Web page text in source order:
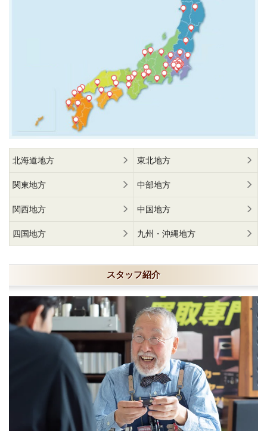
北海道地方 東北地方
関東地方 中部地方
関西地方 中国地方
四国地方 九州・沖縄地方
スタッフ紹介